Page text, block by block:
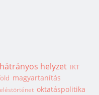
hátrányos helyzet IKT
magyartanítás
oktatáspolitika